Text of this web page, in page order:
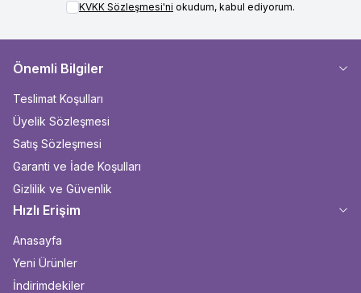
KVKK Sözleşmesi'ni okudum, kabul ediyorum.
Önemli Bilgiler
Teslimat Koşulları
Üyelik Sözleşmesi
Satış Sözleşmesi
Garanti ve İade Koşulları
Gizlilik ve Güvenlik
Hızlı Erişim
Anasayfa
Yeni Ürünler
İndirimdekiler